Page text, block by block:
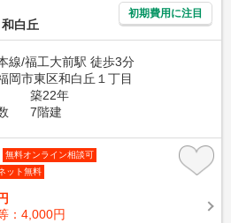
白丘
初期費用に注目
線/福工大前駅 徒歩3分
岡市東区和白丘１丁目
築22年
7階建
無料オンライン相談可
ット無料
：4,000円